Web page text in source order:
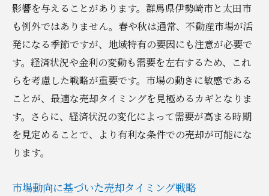
影響を与えることがあります。群馬県伊勢崎市と太田市
も例外ではありません。春や秋は通常、不動産市場が活
発になる季節ですが、地域特有の要因にも注意が必要で
す。経済状況や金利の変動も需要を左右するため、これ
らを考慮した戦略が重要です。市場の動きに敏感である
ことが、最適な売却タイミングを見極めるカギとなりま
す。さらに、経済状況の変化によって需要が高まる時期
を見定めることで、より有利な条件での売却が可能にな
ります。
市場動向に基づいた売却タイミング戦略